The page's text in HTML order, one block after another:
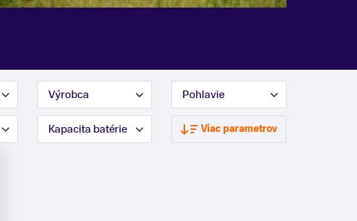
Výrobca Pohlavie
Kapacita batérie Viac parametrov